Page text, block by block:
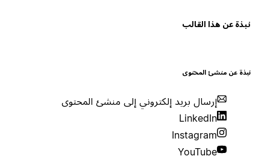
عن هذا القالب
عن منشئ المحتوى
إرسال بريد إلكتروني إلى منشئ المحتوى
LinkedIn
Instagram
YouTube